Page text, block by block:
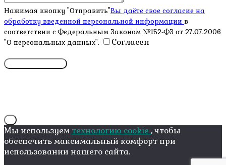
Нажимая кнопку "Отправить"Вы даёте свое согласие на
обработку введенной персональной информации в
соответствии с Федеральным Законом №152-ФЗ от 27.07.2006
"О персональных данных".
Согласен
Мы используем технологию cookie , чтобы
обеспечить максимальный комфорт при
использовании нашего сайта.